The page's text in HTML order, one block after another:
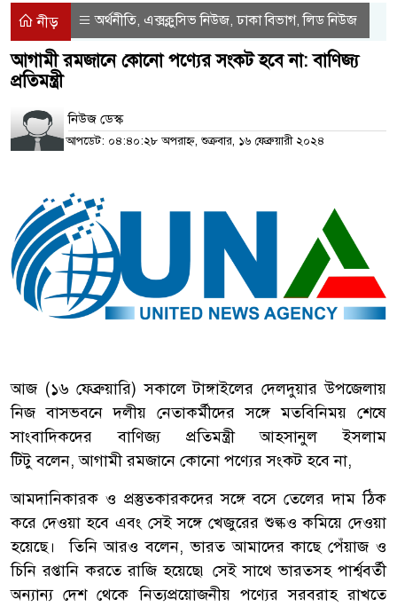
নীড় অর্থনীতি, এক্সক্লুসিভ নিউজ,ঢাকা বিভাগ,লিড নিউজ
আগামী রমজানে কোনো পণ্যের সংকট হবে না: বাণিজ্য
প্রতিমন্ত্রী
নিউজ ডেস্ক
আপডেট: ০৪:৪০:২৮ অপরাহ্ন, শুক্রবার, ১৬ ফেব্রুয়ারী ২০২৪
আজ (১৬ ফেব্রুয়ারি) সকালে টাঙ্গাইলের দেলদুয়ার উপজেলায়
নিজ বাসভবনে দলীয় নেতাকর্মীদের সঙ্গে মতবিনিময় শেষে
সাংবাদিকদের বাণিজ্য প্রতিমন্ত্রী আহসানুল ইসলাম
টিটু বলেন, আগামী রমজানে কোনো পণ্যের সংকট হবে না,
আমদানিকারক ও প্রস্তুতকারকদের সঙ্গে বসে তেলের দাম ঠিক
করে দেওয়া হবে এবং সেই সঙ্গে খেজুরের শুল্কও কমিয়ে দেওয়া
হয়েছে। তিনি আরও বলেন, ভারত আমাদের কাছে পেঁয়াজ ও
চিনি রপ্তানি করতে রাজি হয়েছে৷ সেই সাথে ভারতসহ পার্শ্ববর্তী
অন্যান্য দেশ থেকে নিত্যপ্রয়োজনীয় পণ্যের সরবরাহ রাখতে